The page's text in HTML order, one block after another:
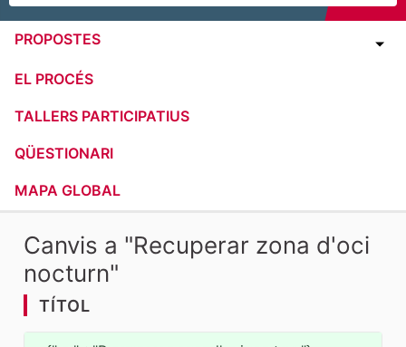
PROPOSTES
EL PROCÉS
TALLERS PARTICIPATIUS
QÜESTIONARI
MAPA GLOBAL
Canvis a "Recuperar zona d'oci
nocturn"
TÍTOL